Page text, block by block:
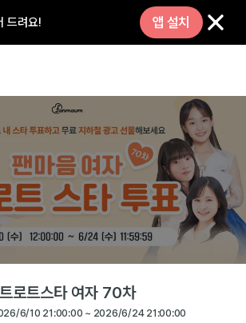
드려요! 앱 설치
트로트스타 여자 70차
6/10 21:00:00 ~ 2026/6/24 21:00:00